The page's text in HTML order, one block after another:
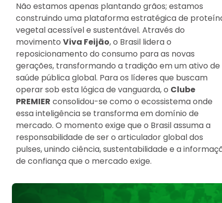
Não estamos apenas plantando grãos; estamos
construindo uma plataforma estratégica de
vegetal acessível e sustentável. Através do
movimento Viva Feijão, o Brasil lidera o
reposicionamento do consumo para as novas
gerações, transformando a tradição em um ativo de
saúde pública global. Para os líderes que buscam
operar sob esta lógica de vanguarda, o Clube
PREMIER consolidou-se como o ecossistema onde
essa inteligência se transforma em domínio de
mercado. O momento exige que o Brasil assuma a
responsabilidade de ser o articulador global dos
pulses, unindo ciência, sustentabilidade e a
de confiança que o mercado exige.